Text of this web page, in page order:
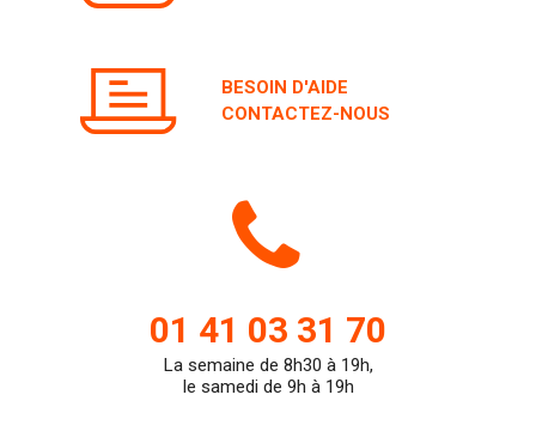
CONTACTEZ-NOUS
de
La semaine de 8h30 à 19h,
le samedi de 9h à 19h